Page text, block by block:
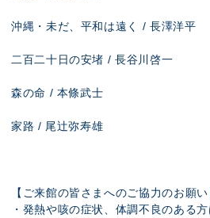
沖縄・未だ、平和は遠く / 長澤洋平
二百二十日の安堵 / 長谷川啓一
森の命 / 本條武士
家路 / 尾辻弥寿雄
【ご来館の皆さまへのご協力のお願い
・発熱や咳の症状、体調不良のある